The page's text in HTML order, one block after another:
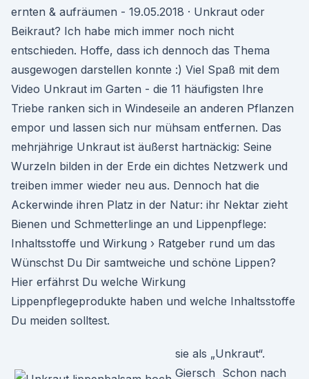
ernten & aufräumen - 19.05.2018 · Unkraut oder
Beikraut? Ich habe mich immer noch nicht
entschieden. Hoffe, dass ich dennoch das Thema
ausgewogen darstellen konnte :) Viel Spaß mit dem
Video Unkraut im Garten - die 11 häufigsten Ihre
Triebe ranken sich in Windeseile an anderen Pflanzen
empor und lassen sich nur mühsam entfernen. Das
mehrjährige Unkraut ist äußerst hartnäckig: Seine
Wurzeln bilden in der Erde ein dichtes Netzwerk und
treiben immer wieder neu aus. Dennoch hat die
Ackerwinde ihren Platz in der Natur: ihr Nektar zieht
Bienen und Schmetterlinge an und Lippenpflege:
Inhaltsstoffe und Wirkung › Ratgeber rund um das
Wünschst Du Dir samtweiche und schöne Lippen?
Hier erfährst Du welche Wirkung
Lippenpflegeprodukte haben und welche Inhaltsstoffe
Du meiden solltest.
sie als „Unkraut“.
Giersch Schon nach